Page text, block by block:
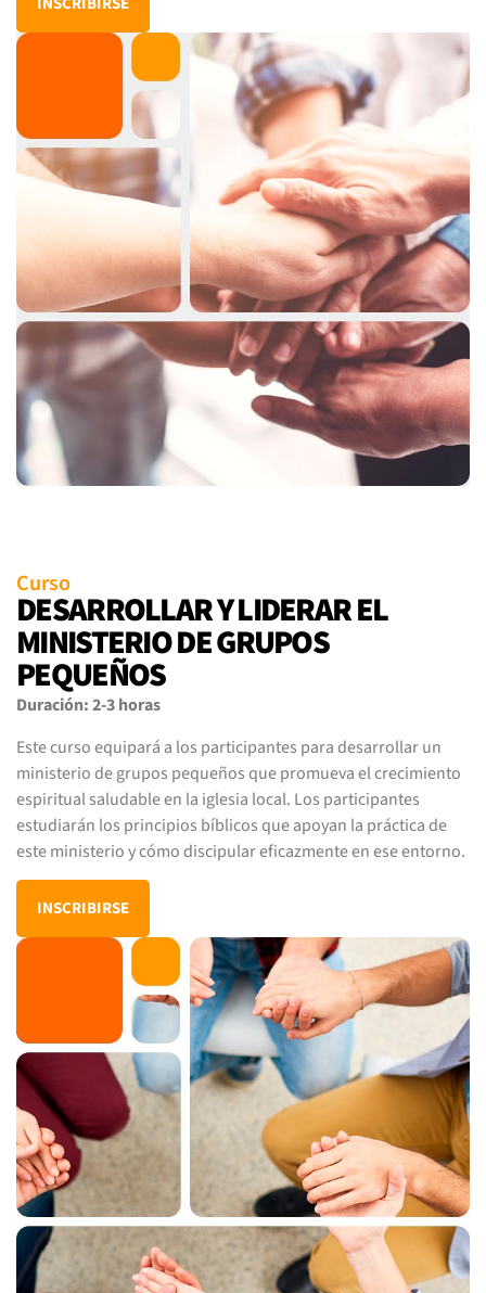
Curso
DESARROLLAR Y LIDERAR EL
MINISTERIO DE GRUPOS
PEQUEÑOS
Duración: 2-3 horas
Este curso equipará a los participantes para desarrollar un
ministerio de grupos pequeños que promueva el crecimiento
espiritual saludable en la iglesia local. Los participantes
estudiarán los principios bíblicos que apoyan la práctica de
este ministerio y cómo discipular eficazmente en ese entorno.
INSCRIBIRSE